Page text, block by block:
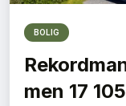
BOLIG
men 17